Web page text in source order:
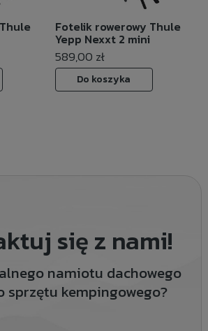
Fotelik rowerowy Thule
Yepp Nexxt 2 mini
589,00 zł
Do koszyka
się z nami!
namiotu dachowego
sprzętu kempingowego?